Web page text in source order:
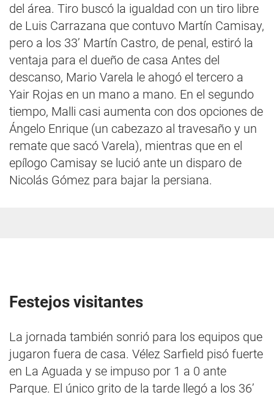
del área. Tiro buscó la igualdad con un tiro libre
de Luis Carrazana que contuvo Martín Camisay,
pero a los 33’ Martín Castro, de penal, estiró la
ventaja para el dueño de casa Antes del
descanso, Mario Varela le ahogó el tercero a
Yair Rojas en un mano a mano. En el segundo
tiempo, Malli casi aumenta con dos opciones de
Ángelo Enrique (un cabezazo al travesaño y un
remate que sacó Varela), mientras que en el
epílogo Camisay se lució ante un disparo de
Nicolás Gómez para bajar la persiana.
Festejos visitantes
La jornada también sonrió para los equipos que
jugaron fuera de casa. Vélez Sarfield pisó fuerte
en La Aguada y se impuso por 1 a 0 ante
Parque. El único grito de la tarde llegó a los 36’